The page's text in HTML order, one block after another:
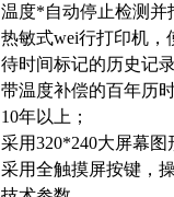
温度*自动停止检测并
热敏式wei行打印机，
待时间标记的历史记
带温度补偿的百年历
10年以上；
采用320*240大屏幕
采用全触摸屏按键，